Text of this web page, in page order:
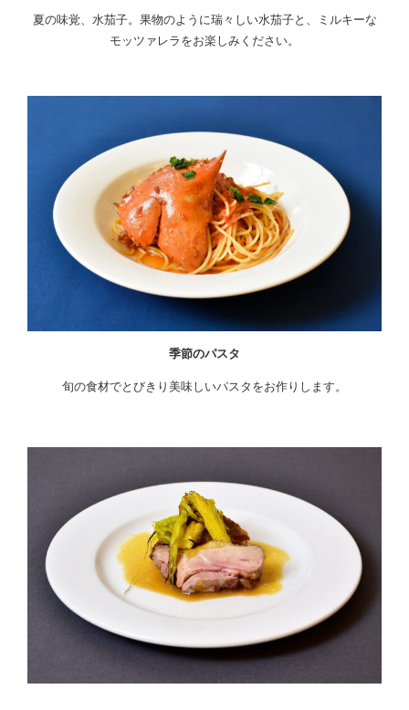
夏の味覚、水茄子。果物のように瑞々しい水茄子と、ミルキーな
モッツァレラをお楽しみください。
季節のパスタ
旬の食材でとびきり美味しいパスタをお作りします。